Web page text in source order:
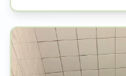
wastafels) waterdicht
muren en vloeren